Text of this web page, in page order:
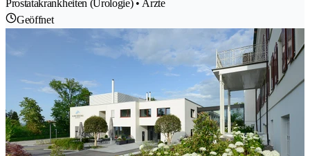
Prostatakrankheiten (Urologie) • Ärzte
Geöffnet